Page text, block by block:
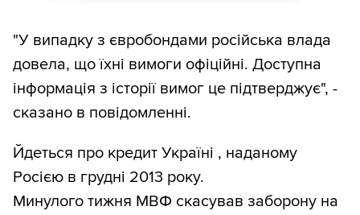
"У випадку з євробондами російська влада
довела, що їхні вимоги офіційні. Доступна
інформація з історії вимог це підтверджує", -
сказано в повідомленні.
Йдеться про кредит Україні , наданому
Росією в грудні 2013 року.
Минулого тижня МВФ скасував заборону на